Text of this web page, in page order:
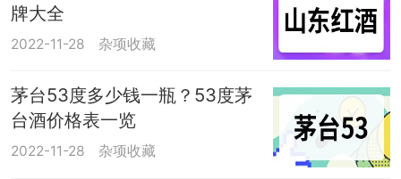
牌大全
2022-11-28 杂项收藏
茅台53度多少钱一瓶？53度茅
台酒价格表一览
2022-11-28 杂项收藏